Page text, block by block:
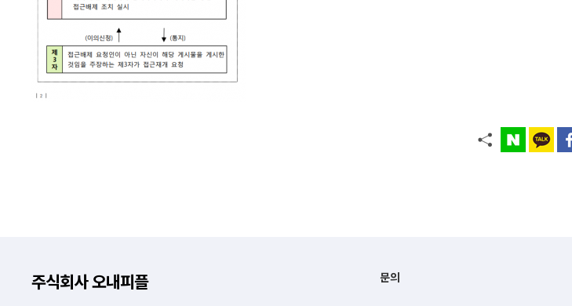
주식회사 오내피플 문의